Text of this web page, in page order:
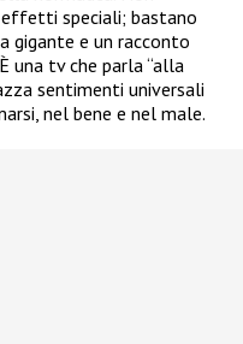
speciali; bastano
gigante e un racconto
una tv che parla “alla
sentimenti universali
nel bene e nel male.